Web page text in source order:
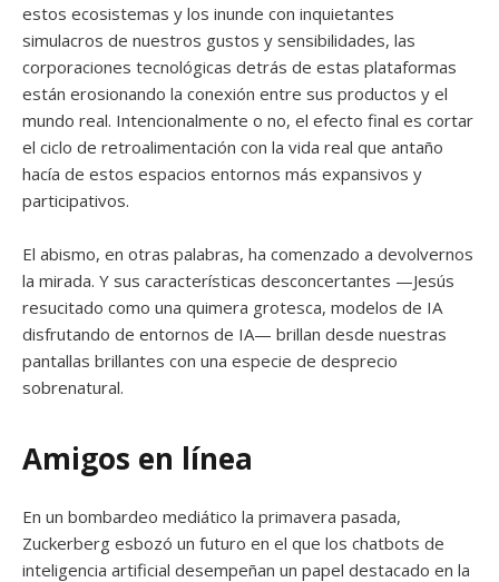
estos ecosistemas y los inunde con inquietantes
simulacros de nuestros gustos y sensibilidades, las
corporaciones tecnológicas detrás de estas plataformas
están erosionando la conexión entre sus productos y el
mundo real. Intencionalmente o no, el efecto final es cortar
el ciclo de retroalimentación con la vida real que antaño
hacía de estos espacios entornos más expansivos y
participativos.
El abismo, en otras palabras, ha comenzado a devolvernos
la mirada. Y sus características desconcertantes —Jesús
resucitado como una quimera grotesca, modelos de IA
disfrutando de entornos de IA— brillan desde nuestras
pantallas brillantes con una especie de desprecio
sobrenatural.
Amigos en línea
En un bombardeo mediático la primavera pasada,
Zuckerberg esbozó un futuro en el que los chatbots de
inteligencia artificial desempeñan un papel destacado en la